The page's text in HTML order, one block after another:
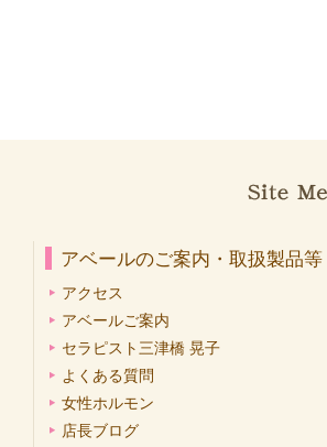
アベールのご案内・取扱製品等
アクセス
アベールご案内
セラピスト三津橋 晃子
よくある質問
女性ホルモン
店長ブログ